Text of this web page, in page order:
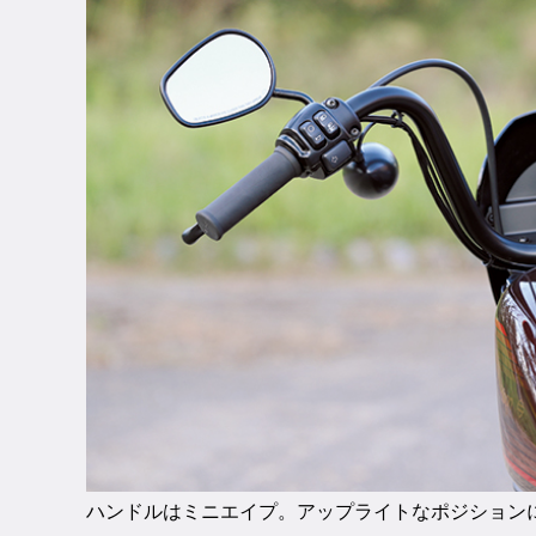
ハンドルはミニエイプ。アップライトなポジション